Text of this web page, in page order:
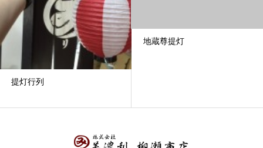
提灯行列
地蔵尊提灯